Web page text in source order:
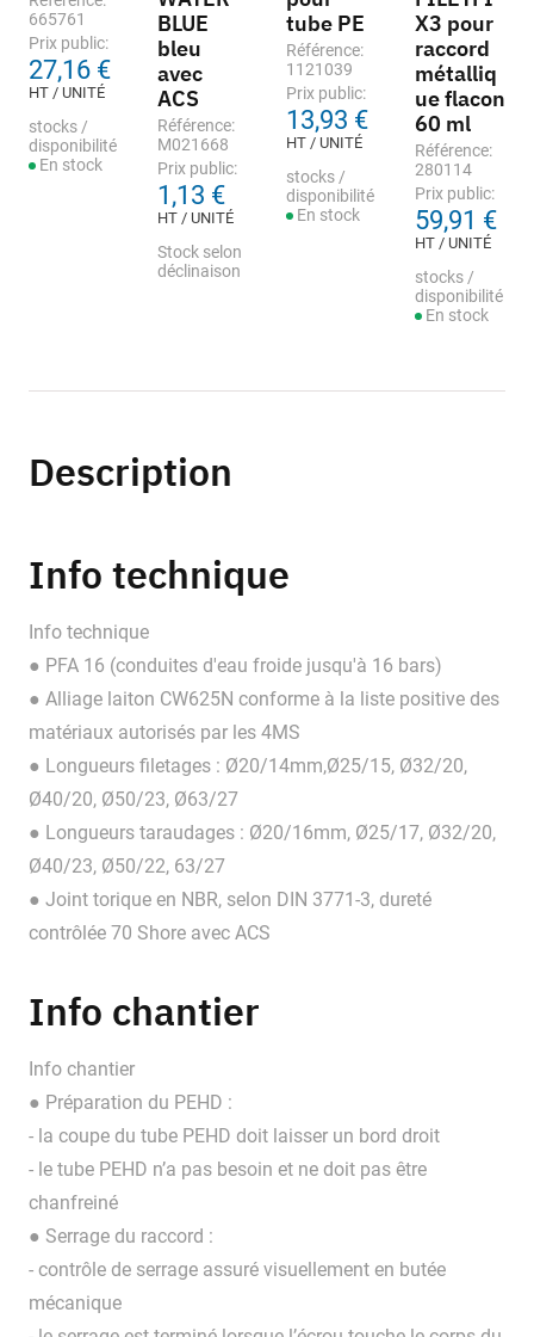
665761
Prix public:
27,16 €
HT / UNITÉ
stocks /
disponibilité
En stock
BLUE
bleu
avec
ACS
Référence:
M021668
Prix public:
1,13 €
HT / UNITÉ
Stock selon
déclinaison
tube PE
Référence:
1121039
Prix public:
13,93 €
HT / UNITÉ
stocks /
disponibilité
En stock
X3 pour
raccord
métalliq
ue flacon
60 ml
Référence:
280114
Prix public:
59,91 €
HT / UNITÉ
stocks /
disponibilité
En stock
Description
Info technique
Info technique
● PFA 16 (conduites d'eau froide jusqu'à 16 bars)
● Alliage laiton CW625N conforme à la liste positive des
matériaux autorisés par les 4MS
● Longueurs filetages : Ø20/14mm,Ø25/15, Ø32/20,
Ø40/20, Ø50/23, Ø63/27
● Longueurs taraudages : Ø20/16mm, Ø25/17, Ø32/20,
Ø40/23, Ø50/22, 63/27
● Joint torique en NBR, selon DIN 3771-3, dureté
contrôlée 70 Shore avec ACS
Info chantier
Info chantier
● Préparation du PEHD :
- la coupe du tube PEHD doit laisser un bord droit
- le tube PEHD n’a pas besoin et ne doit pas être
chanfreiné
● Serrage du raccord :
- contrôle de serrage assuré visuellement en butée
mécanique